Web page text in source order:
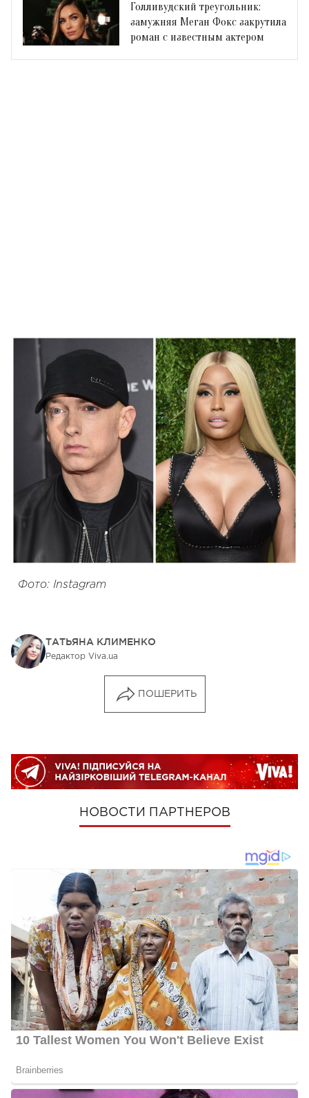
Голливудский треугольник:
замужняя Меган Фокс закрутила
роман с известным актером
Фото: Instagram
ТАТЬЯНА КЛИМЕНКО
Редактор Viva.ua
ПОШЕРИТЬ
НОВОСТИ ПАРТНЕРОВ